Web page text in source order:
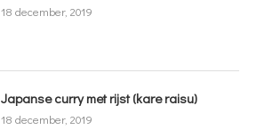
18 december, 2019
Japanse curry met rijst (kare raisu)
18 december, 2019